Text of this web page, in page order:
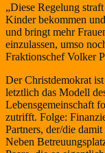
„Diese Regelung
Kinder bekommen
und bringt mehr
einzulassen, umso
Fraktionschef Volker
Der Christdemokrat
letztlich das Modell
Lebensgemeinschaft
zutrifft. Folge:
Partners, der/die
Neben